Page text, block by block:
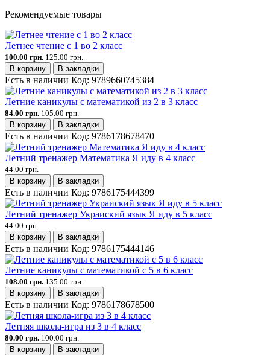
Рекомендуемые товары
Летнее чтение с 1 во 2 класс
100.00 грн. 125.00 грн.
В корзину
В закладки
Есть в наличии Код: 9789660745384
Летние каникулы с математикой из 2 в 3 класс
84.00 грн. 105.00 грн.
В корзину
В закладки
Есть в наличии Код: 9786178678470
Летний тренажер Математика Я иду в 4 класс
44.00 грн.
В корзину
В закладки
Есть в наличии Код: 9786175444399
Летний тренажер Украиский язык Я иду в 5 класс
44.00 грн.
В корзину
В закладки
Есть в наличии Код: 9786175444146
Летние каникулы с математикой с 5 в 6 класс
108.00 грн. 135.00 грн.
В корзину
В закладки
Есть в наличии Код: 9786178678500
Летняя школа-игра из 3 в 4 класс
80.00 грн. 100.00 грн.
В корзину
В закладки